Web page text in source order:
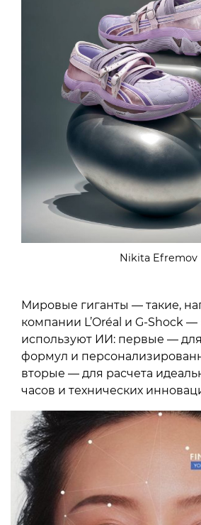
Nikita Efremov
Мировые гиганты — такие,
компании L’Oréal и G-Shock
используют ИИ: первые —
формул и
вторые — для расчета
часов и технических